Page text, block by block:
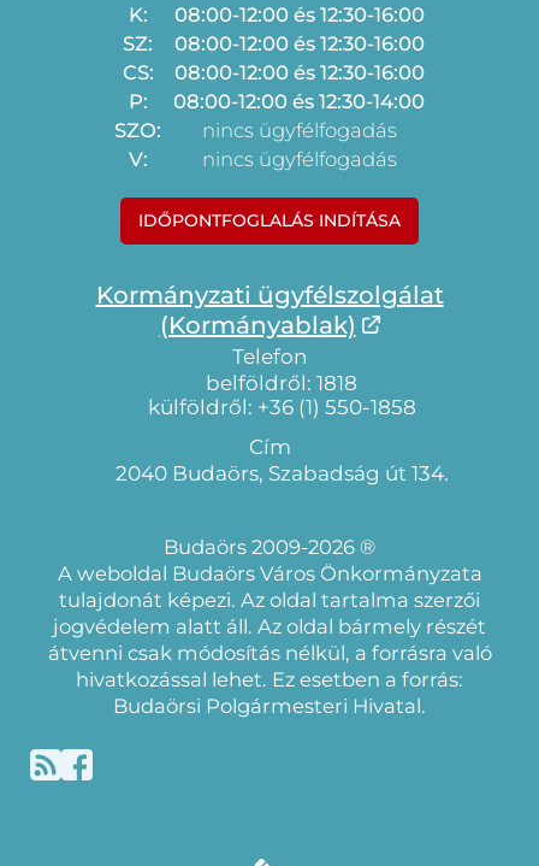
K:
08:00-12:00 és 12:30-16:00
SZ:
08:00-12:00 és 12:30-16:00
CS:
08:00-12:00 és 12:30-16:00
P:
08:00-12:00 és 12:30-14:00
SZO:
nincs ügyfélfogadás
V:
nincs ügyfélfogadás
IDŐPONTFOGLALÁS INDÍTÁSA
Kormányzati ügyfélszolgálat
(Kormányablak)
Telefon
belföldről: 1818
külföldről: +36 (1) 550-1858
Cím
2040 Budaörs, Szabadság út 134.
Budaörs 2009-2026 ®
A weboldal Budaörs Város Önkormányzata
tulajdonát képezi. Az oldal tartalma szerzői
jogvédelem alatt áll. Az oldal bármely részét
átvenni csak módosítás nélkül, a forrásra való
hivatkozással lehet. Ez esetben a forrás:
Budaörsi Polgármesteri Hivatal.